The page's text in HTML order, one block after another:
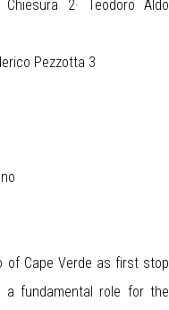
Chiesura 2· Teodoro Aldo
Pezzotta 3
of Cape Verde as first stop
fundamental role for the